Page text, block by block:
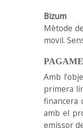
Bizum
Mètode
movil.
Amb
primera
financera
amb el
emissor